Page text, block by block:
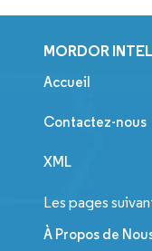
MORDOR
Accueil
Contactez-nous
XML
Les pages
À Propos de